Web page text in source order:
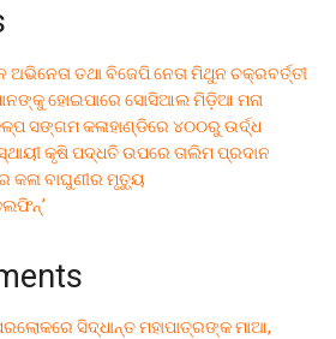
ତଥା ବିଜେପି ନେତା ମିଥୁନ ଚକ୍ରବର୍ତ୍ତୀ
ହୋଇପାରେ ସୋସିଆଲ ମିଡ଼ିଆ ମନା
ସଙ୍ଗମ କଳାହାଣ୍ଡିରେ ୪୦୦ରୁ ଉର୍ଦ୍ଧ
କୃଷି ପଦ୍ଧତି ଉପରେ ତାଲିମ ପ୍ରଦାନ
କଳା ବାଘୁଣୀର ମୃତ୍ୟୁ
ସିଦ୍ଧାନ୍ତ ମହାପାତ୍ରଙ୍କ ମାଆ,